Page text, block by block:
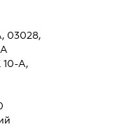
03028,
А,